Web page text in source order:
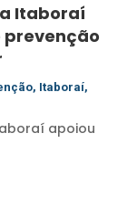
Itaboraí
, Itaboraí,
apoiou